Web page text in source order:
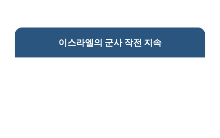
이스라엘의 군사 작전 지속